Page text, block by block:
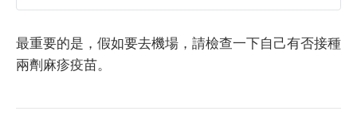
最重要的是，假如要去機場，請檢查一下自己有否接種
兩劑麻疹疫苗。